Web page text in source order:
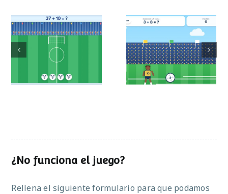
Mundial de
operaciones
Partido de sumas
¿No funciona el juego?
Rellena el siguiente formulario para que podamos